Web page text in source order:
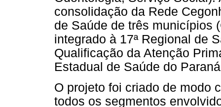
consolidação da Rede
de Saúde de três municípios
integrado à 17ª Regional de
Qualificação da Atenção
Estadual de Saúde do
O projeto foi criado de modo
todos os segmentos